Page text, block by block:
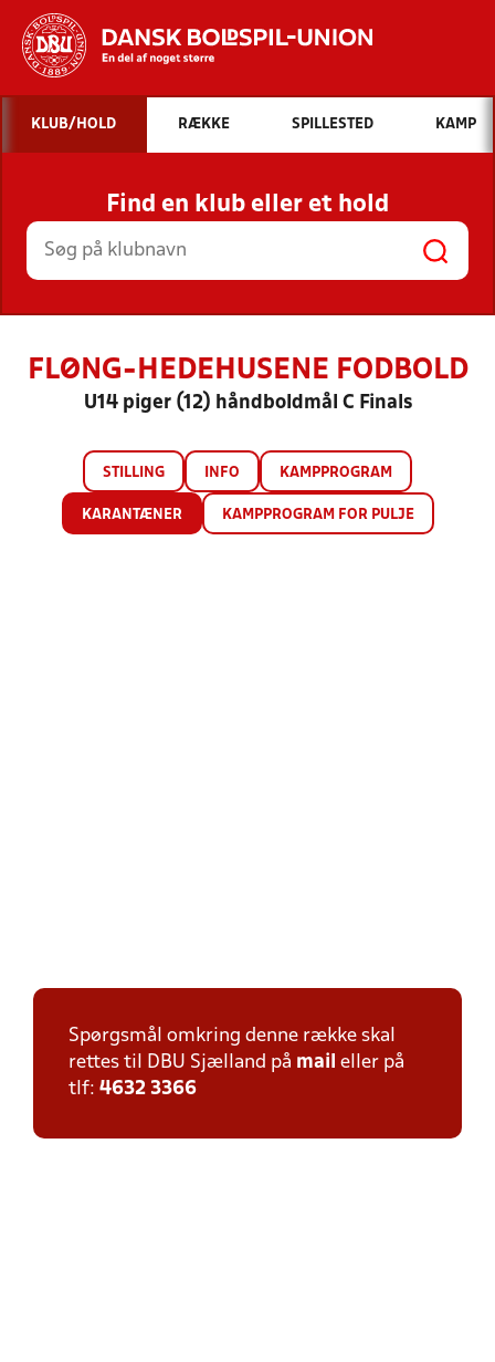
Hvad vil du søge efter?
INDHOLD OG NYHEDER
STILLINGER, RESULTATER, KLUBBER OG
HOLD
KLUB/HOLD RÆKKE SPILLESTED KAMP
Find en klub eller et hold
FLØNG-HEDEHUSENE FODBOLD
U14 piger (12) håndboldmål C Finals
STILLING INFO KAMPPROGRAM
KARANTÆNER KAMPPROGRAM FOR PULJE
Spørgsmål omkring denne række skal
rettes til DBU Sjælland på mail eller på
tlf: 4632 3366